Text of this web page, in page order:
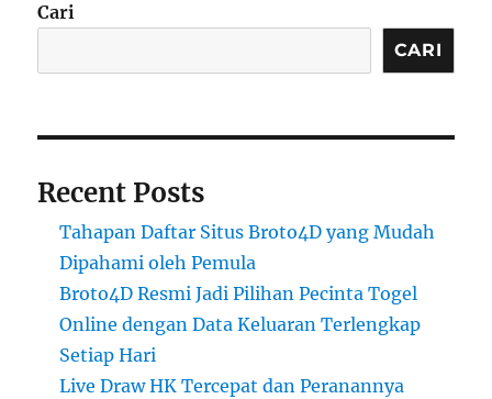
Cari
CARI
Recent Posts
Tahapan Daftar Situs Broto4D yang Mudah
Dipahami oleh Pemula
Broto4D Resmi Jadi Pilihan Pecinta Togel
Online dengan Data Keluaran Terlengkap
Setiap Hari
Live Draw HK Tercepat dan Peranannya